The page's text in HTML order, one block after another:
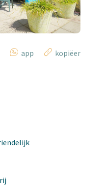
app kopiëer